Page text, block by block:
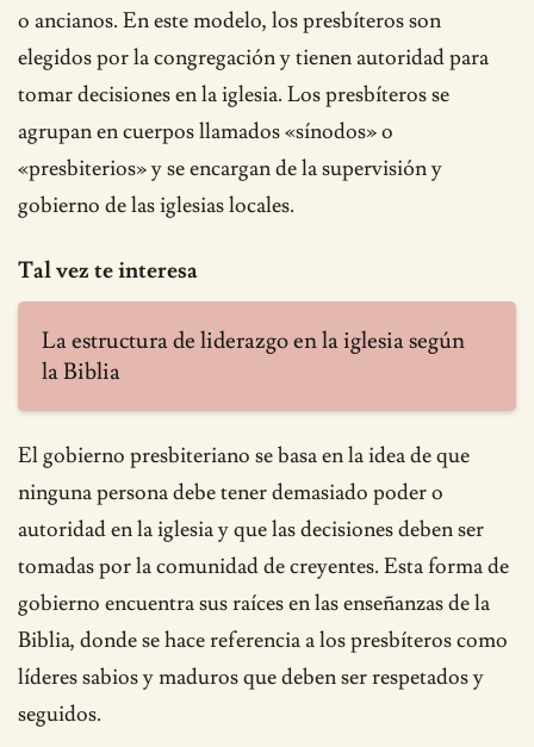
o ancianos. En este modelo, los presbíteros son
elegidos por la congregación y tienen autoridad para
tomar decisiones en la iglesia. Los presbíteros se
agrupan en cuerpos llamados «sínodos» o
«presbiterios» y se encargan de la supervisión y
gobierno de las iglesias locales.
Tal vez te interesa
La estructura de liderazgo en la iglesia según
la Biblia
El gobierno presbiteriano se basa en la idea de que
ninguna persona debe tener demasiado poder o
autoridad en la iglesia y que las decisiones deben ser
tomadas por la comunidad de creyentes. Esta forma de
gobierno encuentra sus raíces en las enseñanzas de la
Biblia, donde se hace referencia a los presbíteros como
líderes sabios y maduros que deben ser respetados y
seguidos.